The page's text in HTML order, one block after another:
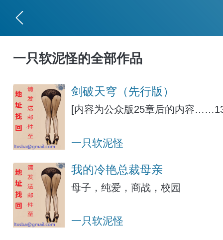
一只软泥怪的全部作品
剑破天穹（先行版）
[内容为公众版25章后的内容
一只软泥怪
我的冷艳总裁母亲
母子，纯爱，商战，校园
一只软泥怪